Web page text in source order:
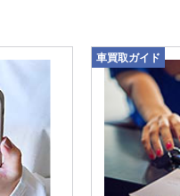
車買取ガイド